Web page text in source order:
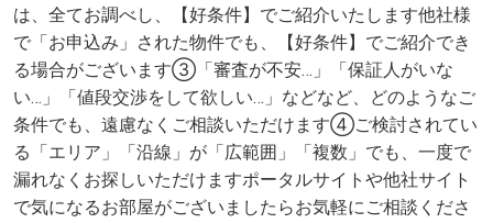
は、全てお調べし、【好条件】でご紹介いたします他社様
で「お申込み」された物件でも、【好条件】でご紹介でき
る場合がございます③「審査が不安…」「保証人がいな
い…」「値段交渉をして欲しい…」などなど、どのようなご
条件でも、遠慮なくご相談いただけます④ご検討されてい
る「エリア」「沿線」が「広範囲」「複数」でも、一度で
漏れなくお探しいただけますポータルサイトや他社サイト
で気になるお部屋がございましたらお気軽にご相談くださ